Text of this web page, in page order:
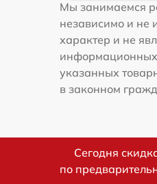
Мы занимаемся
независимо и не
характер и не
информационных
указанных
в законном
Сегодня
по